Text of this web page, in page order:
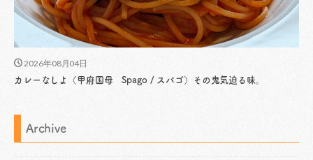
2026年08月04日
カレーなしよ（甲府国母 Spago / スパゴ）その鬼気迫る味。
Archive